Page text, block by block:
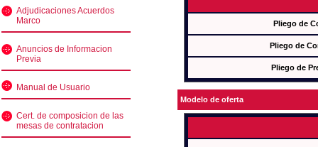
Adjudicaciones Acuerdos
Marco
Anuncios de Informacion
Previa
Manual de Usuario
Cert. de composicion de las
mesas de contratacion
Pliego de
Pliego de
Pliego de
Modelo de oferta